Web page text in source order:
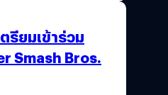
รียมเข้าร่วม
Smash Bros.